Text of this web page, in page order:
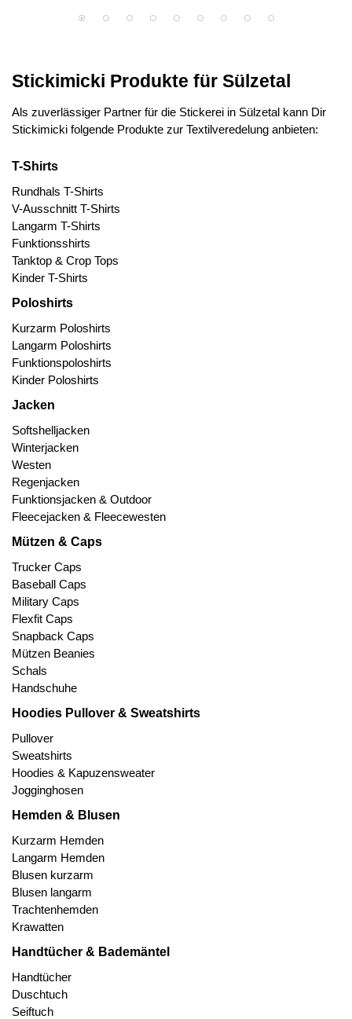
Stickimicki Produkte für Sülzetal
Als zuverlässiger Partner für die Stickerei in Sülzetal kann Dir
Stickimicki folgende Produkte zur Textilveredelung anbieten:
T-Shirts
Rundhals T-Shirts
V-Ausschnitt T-Shirts
Langarm T-Shirts
Funktionsshirts
Tanktop & Crop Tops
Kinder T-Shirts
Poloshirts
Kurzarm Poloshirts
Langarm Poloshirts
Funktionspoloshirts
Kinder Poloshirts
Jacken
Softshelljacken
Winterjacken
Westen
Regenjacken
Funktionsjacken & Outdoor
Fleecejacken & Fleecewesten
Mützen & Caps
Trucker Caps
Baseball Caps
Military Caps
Flexfit Caps
Snapback Caps
Mützen Beanies
Schals
Handschuhe
Hoodies Pullover & Sweatshirts
Pullover
Sweatshirts
Hoodies & Kapuzensweater
Jogginghosen
Hemden & Blusen
Kurzarm Hemden
Langarm Hemden
Blusen kurzarm
Blusen langarm
Trachtenhemden
Krawatten
Handtücher & Bademäntel
Handtücher
Duschtuch
Seiftuch